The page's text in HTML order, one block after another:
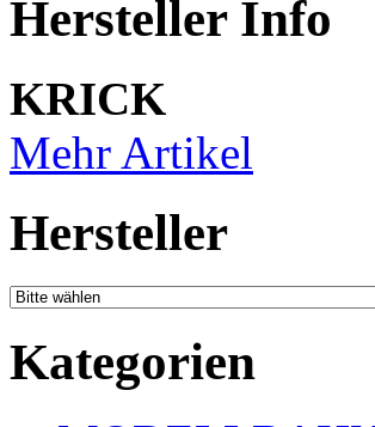
Hersteller Info
KRICK
Mehr Artikel
Hersteller
Kategorien